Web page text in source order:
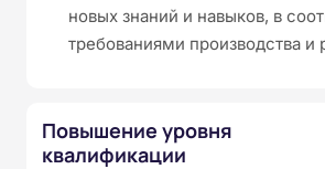
новых знаний и навыков, в
требованиями производства и
Повышение уровня
квалификации